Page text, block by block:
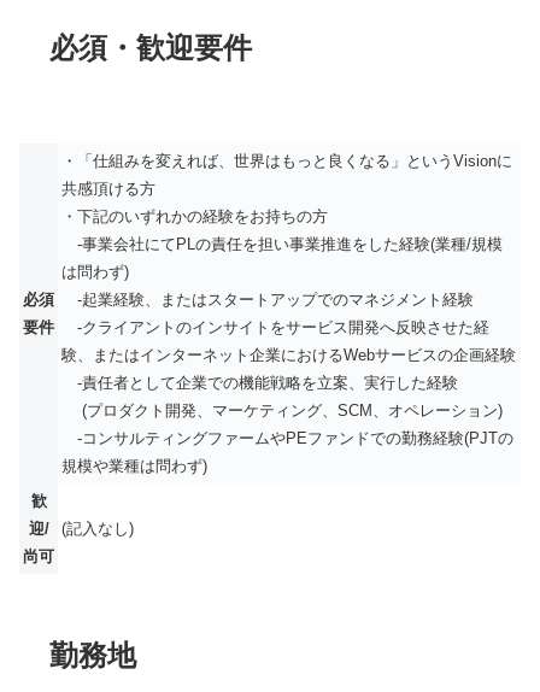
必須・歓迎要件
必須
要件
・「仕組みを変えれば、世界はもっと良くなる」というVisionに
共感頂ける方
・下記のいずれかの経験をお持ちの方
-事業会社にてPLの責任を担い事業推進をした経験(業種/規模
は問わず)
-起業経験、またはスタートアップでのマネジメント経験
-クライアントのインサイトをサービス開発へ反映させた経
験、またはインターネット企業におけるWebサービスの企画経験
-責任者として企業での機能戦略を立案、実行した経験
(プロダクト開発、マーケティング、SCM、オペレーション)
-コンサルティングファームやPEファンドでの勤務経験(PJTの
規模や業種は問わず)
歓
迎/
尚可
(記入なし)
勤務地